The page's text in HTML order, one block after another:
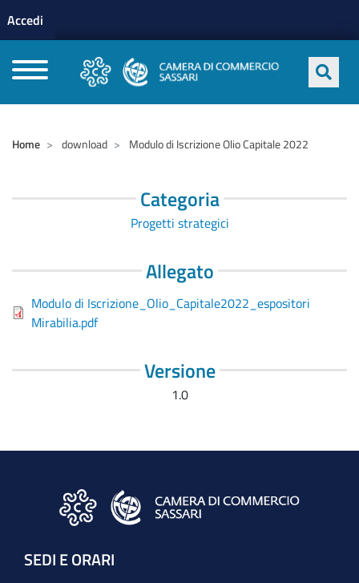
profilo utente
Accedi
Home download Modulo di Iscrizione Olio Capitale 2022
Categoria
Progetti strategici
Allegato
Modulo di Iscrizione_Olio_Capitale2022_espositori
Mirabilia.pdf
Versione
1.0
SEDI E ORARI